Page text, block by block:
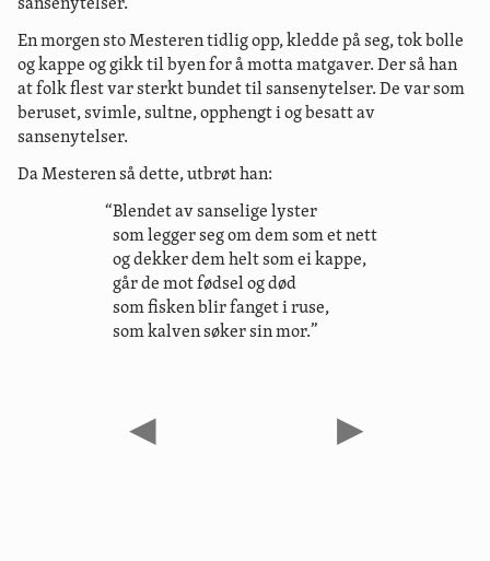
sansenytelser.
En morgen sto Mesteren tidlig opp, kledde på seg, tok bolle
og kappe og gikk til byen for å motta matgaver. Der så han
at folk flest var sterkt bundet til sansenytelser. De var som
beruset, svimle, sultne, opphengt i og besatt av
sansenytelser.
Da Mesteren så dette, utbrøt han:
“Blendet av sanselige lyster
som legger seg om dem som et nett
og dekker dem helt som ei kappe,
går de mot fødsel og død
som fisken blir fanget i ruse,
som kalven søker sin mor.”
◀ ▶